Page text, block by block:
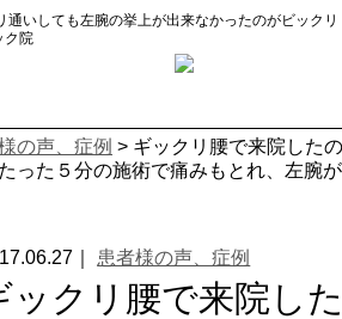
いしても左腕の挙上が出来なかったのがビックリ
ク院
の声、症例 > ギックリ腰で来院した
たった５分の施術で痛みもとれ、左腕
｜ 患者様の声、症例
ックリ腰で来院し